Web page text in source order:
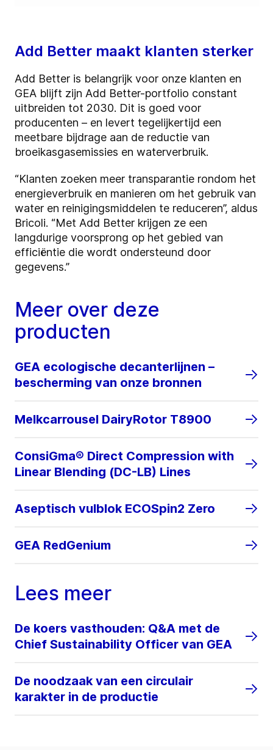
Add Better maakt klanten sterker
Add Better is belangrijk voor onze klanten en
GEA blijft zijn Add Better-portfolio constant
uitbreiden tot 2030. Dit is goed voor
producenten – en levert tegelijkertijd een
meetbare bijdrage aan de reductie van
broeikasgasemissies en waterverbruik.
“Klanten zoeken meer transparantie rondom het
energieverbruik en manieren om het gebruik van
water en reinigingsmiddelen te reduceren”, aldus
Bricoli. “Met Add Better krijgen ze een
langdurige voorsprong op het gebied van
efficiëntie die wordt ondersteund door
gegevens.”
Meer over deze
producten
GEA ecologische decanterlijnen –
bescherming van onze bronnen
Melkcarrousel DairyRotor T8900
ConsiGma® Direct Compression with
Linear Blending (DC-LB) Lines
Aseptisch vulblok ECOSpin2 Zero
GEA RedGenium
Lees meer
De koers vasthouden: Q&A met de
Chief Sustainability Officer van GEA
De noodzaak van een circulair
karakter in de productie